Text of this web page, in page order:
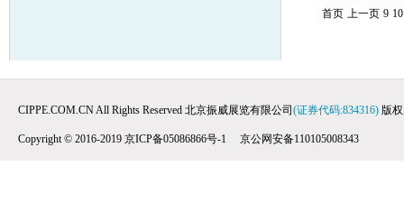
首页 上一页 9 10
CIPPE.COM.CN All Rights Reserved 北京振威展览有限公司 (证券代码:834316) 版
Copyright © 2016-2019 京ICP备05086866号-1 京公网安备110105008343